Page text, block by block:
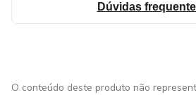
Dúvidas
O conteúdo deste produto não